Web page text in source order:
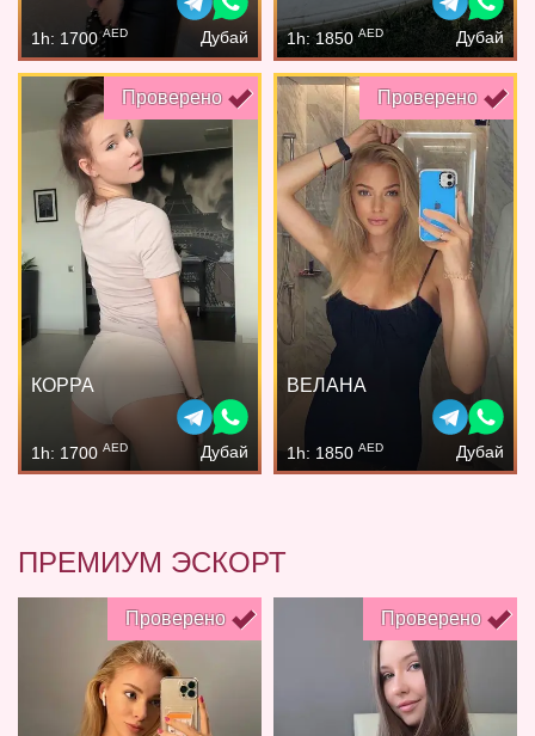
1h: 1700AED Дубай 1h: 1850 AED Дубай
Проверено
КОРРА
1h: 1700 AED Дубай
Проверено
ВЕЛАНА
1h: 1850 AED Дубай
ПРЕМИУМ ЭСКОРТ
Проверено Проверено